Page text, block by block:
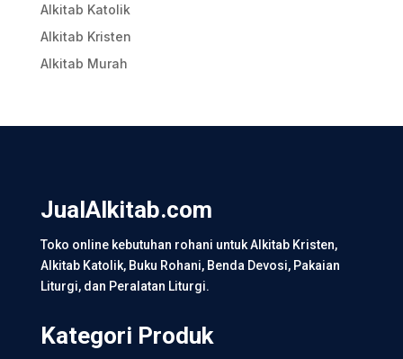
Alkitab Katolik
Alkitab Kristen
Alkitab Murah
JualAlkitab.com
Toko online kebutuhan rohani untuk Alkitab Kristen,
Alkitab Katolik, Buku Rohani, Benda Devosi, Pakaian
Liturgi, dan Peralatan Liturgi.
Kategori Produk